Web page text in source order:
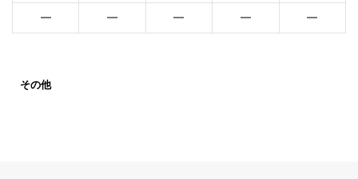
━ ━ ━ ━ ━
その他